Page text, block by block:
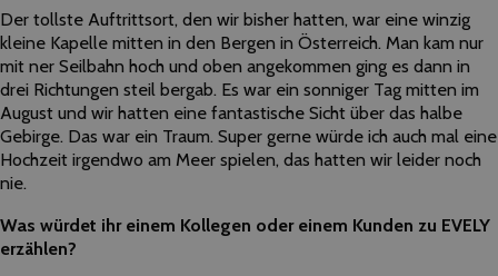
Der tollste Auftrittsort, den wir bisher hatten, war eine winzig
kleine Kapelle mitten in den Bergen in Österreich. Man kam nur
mit ner Seilbahn hoch und oben angekommen ging es dann in
drei Richtungen steil bergab. Es war ein sonniger Tag mitten im
August und wir hatten eine fantastische Sicht über das halbe
Gebirge. Das war ein Traum. Super gerne würde ich auch mal eine
Hochzeit irgendwo am Meer spielen, das hatten wir leider noch
nie.
Was würdet ihr einem Kollegen oder einem Kunden zu EVELY
erzählen?